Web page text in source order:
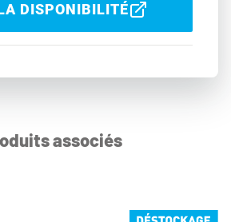
DISPONIBILITÉ
associés